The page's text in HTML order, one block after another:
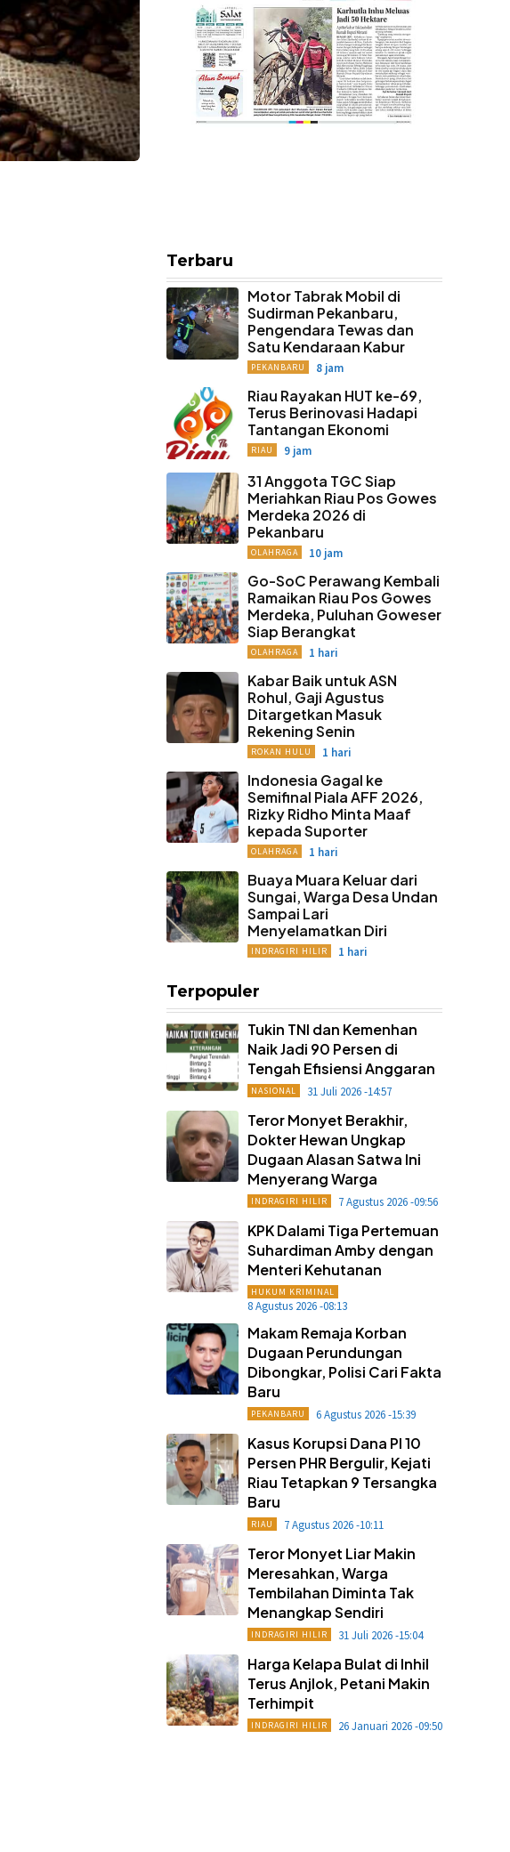
Terbaru
Motor Tabrak Mobil di
Sudirman Pekanbaru,
Pengendara Tewas dan
Satu Kendaraan Kabur
PEKANBARU 8 jam
Riau Rayakan HUT ke-69,
Terus Berinovasi Hadapi
Tantangan Ekonomi
RIAU 9 jam
31 Anggota TGC Siap
Meriahkan Riau Pos Gowes
Merdeka 2026 di
Pekanbaru
OLAHRAGA 10 jam
Go-SoC Perawang Kembali
Ramaikan Riau Pos Gowes
Merdeka, Puluhan Goweser
Siap Berangkat
OLAHRAGA 1 hari
Kabar Baik untuk ASN
Rohul, Gaji Agustus
Ditargetkan Masuk
Rekening Senin
ROKAN HULU 1 hari
Indonesia Gagal ke
Semifinal Piala AFF 2026,
Rizky Ridho Minta Maaf
kepada Suporter
OLAHRAGA 1 hari
Buaya Muara Keluar dari
Sungai, Warga Desa Undan
Sampai Lari
Menyelamatkan Diri
INDRAGIRI HILIR 1 hari
Terpopuler
Tukin TNI dan Kemenhan
Naik Jadi 90 Persen di
Tengah Efisiensi Anggaran
NASIONAL 31 Juli 2026 -14:57
Teror Monyet Berakhir,
Dokter Hewan Ungkap
Dugaan Alasan Satwa Ini
Menyerang Warga
INDRAGIRI HILIR 7 Agustus 2026 -09:56
KPK Dalami Tiga Pertemuan
Suhardiman Amby dengan
Menteri Kehutanan
HUKUM KRIMINAL
8 Agustus 2026 -08:13
Makam Remaja Korban
Dugaan Perundungan
Dibongkar, Polisi Cari Fakta
Baru
PEKANBARU 6 Agustus 2026 -15:39
Kasus Korupsi Dana PI 10
Persen PHR Bergulir, Kejati
Riau Tetapkan 9 Tersangka
Baru
RIAU 7 Agustus 2026 -10:11
Teror Monyet Liar Makin
Meresahkan, Warga
Tembilahan Diminta Tak
Menangkap Sendiri
INDRAGIRI HILIR 31 Juli 2026 -15:04
Harga Kelapa Bulat di Inhil
Terus Anjlok, Petani Makin
Terhimpit
INDRAGIRI HILIR 26 Januari 2026 -09:50